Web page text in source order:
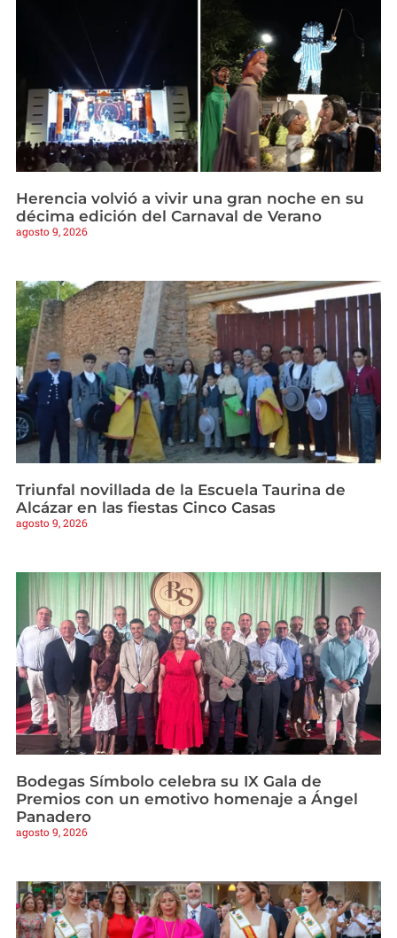
Herencia volvió a vivir una gran noche en su
décima edición del Carnaval de Verano
agosto 9, 2026
Triunfal novillada de la Escuela Taurina de
Alcázar en las fiestas Cinco Casas
agosto 9, 2026
Bodegas Símbolo celebra su IX Gala de
Premios con un emotivo homenaje a Ángel
Panadero
agosto 9, 2026